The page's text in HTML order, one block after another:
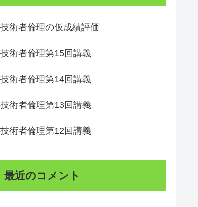
技術者倫理の仮成績評価
技術者倫理第15回講義
技術者倫理第14回講義
技術者倫理第13回講義
技術者倫理第12回講義
最近のコメント